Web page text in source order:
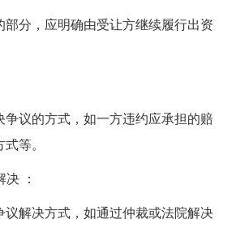
分，应明确由受让方继续履行出资
争议的方式，如一方违约应承担的赔
等。
：
议解决方式，如通过仲裁或法院解决